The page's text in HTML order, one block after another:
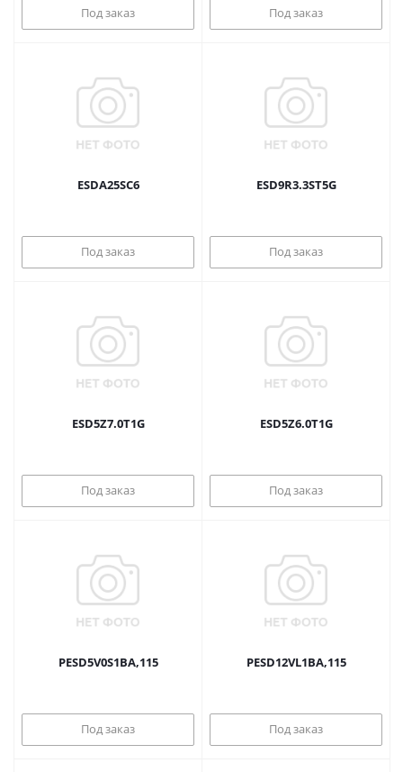
Под заказ Под заказ
ESDA25SC6
Под заказ
ESD9R3.3ST5G
Под заказ
ESD5Z7.0T1G
Под заказ
ESD5Z6.0T1G
Под заказ
PESD5V0S1BA,115
Под заказ
PESD12VL1BA,115
Под заказ